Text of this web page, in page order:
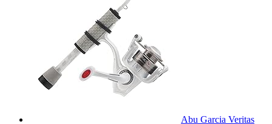
Abu Garcia Veritas